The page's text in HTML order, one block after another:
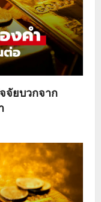
จัยบวกจาก